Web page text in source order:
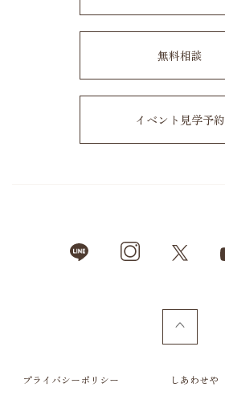
無料相談
イベント見学予約
プライバシーポリシー しあわせや